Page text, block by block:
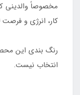
مخصوصاً والدینی
کار، انرژی و فرصت
رنگ بندی این
انتخاب نیست.